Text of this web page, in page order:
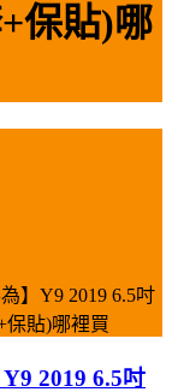
保貼)哪
】Y9 2019 6.5吋
保貼)哪裡買
2019 6.5吋